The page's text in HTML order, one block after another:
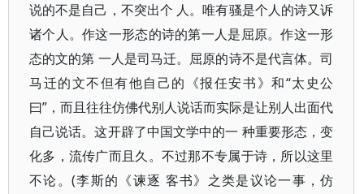
说的不是自己，不突出个 人。唯有骚是个人的诗又诉
诸个人。作这一形态的诗的第一人是屈原。作这一形
态的文的第 一人是司马迁。屈原的诗不是代言体。司
马迁的文不但有他自己的《报任安书》和“太史公
曰”，而且往往仿佛代别人说话而实际是让别人出面代
自己说话。这开辟了中国文学中的一 种重要形态，变
化多，流传广而且久。不过那不专属于诗，所以这里
不论。(李斯的《谏逐 客书》之类是议论一事，仿